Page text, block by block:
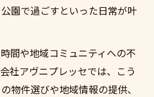
園で過ごすといった日常が叶
間や地域コミュニティへの不
社アヴニプレッセでは、こう
物件選びや地域情報の提供、